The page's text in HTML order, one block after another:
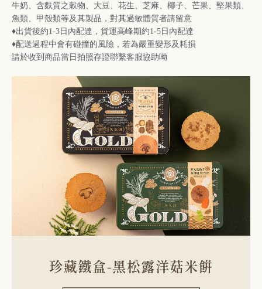
牛奶、含麩質之穀物、大豆、花生、芝麻、椰子、芒果、堅果類、
魚類、甲殼類等及其製品，對其過敏體質者請留意
♦出貨後約1-3日內配達，貨運高峰期約1-5日內配達
♦配送過程中會有碰撞的風險，若為嚴重變形及耗損
請於收到商品當日拍照存證聯繫客服協助呦